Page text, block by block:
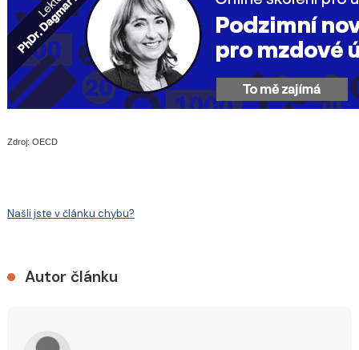
Zdroj: OECD
Našli jste v článku chybu?
Autor článku